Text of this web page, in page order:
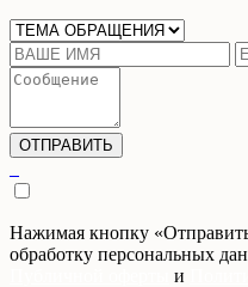
Нажимая кнопку
обработку персональных
и